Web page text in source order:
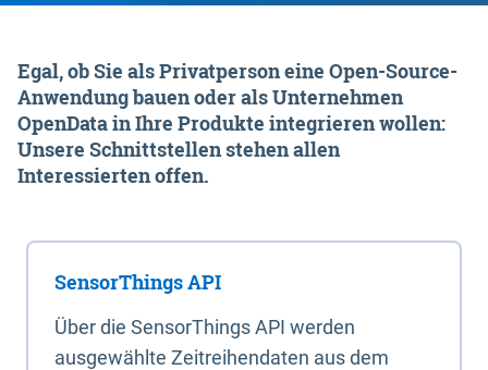
Egal, ob Sie als Privatperson eine Open-Source-
Anwendung bauen oder als Unternehmen
OpenData in Ihre Produkte integrieren wollen:
Unsere Schnittstellen stehen allen
Interessierten offen.
SensorThings API
Über die SensorThings API werden
ausgewählte Zeitreihendaten aus dem